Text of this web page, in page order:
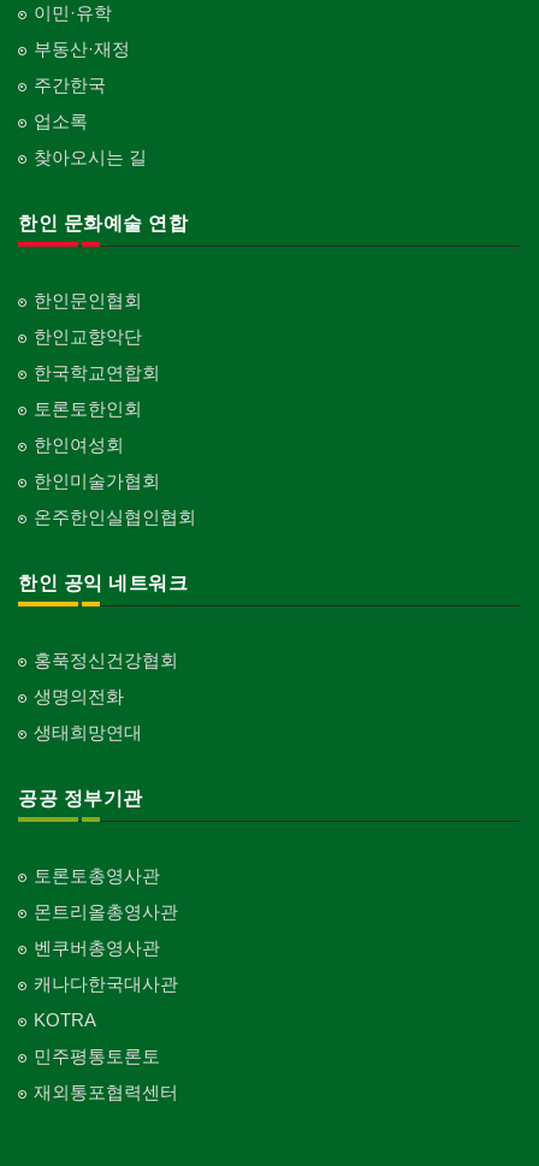
이민·유학
부동산·재정
주간한국
업소록
찾아오시는 길
한인 문화예술 연합
한인문인협회
한인교향악단
한국학교연합회
토론토한인회
한인여성회
한인미술가협회
온주한인실협인협회
한인 공익 네트워크
홍푹정신건강협회
생명의전화
생태희망연대
공공 정부기관
토론토총영사관
몬트리올총영사관
벤쿠버총영사관
캐나다한국대사관
KOTRA
민주평통토론토
재외통포협력센터